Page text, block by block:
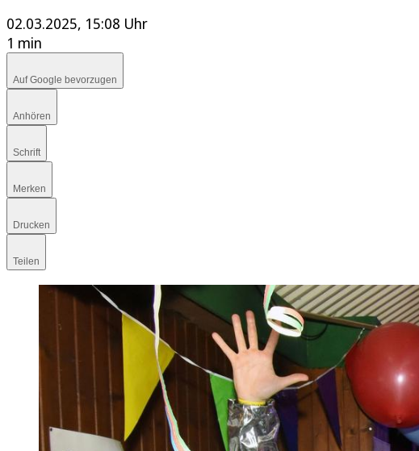
02.03.2025, 15:08 Uhr
1 min
Auf Google bevorzugen
Anhören
Schrift
Merken
Drucken
Teilen